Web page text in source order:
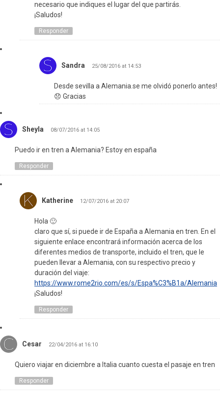
necesario que indiques el lugar del que partirás.
¡Saludos!
Responder
Sandra 25/08/2016 at 14:53
Desde sevilla a Alemania.se me olvidó ponerlo antes!
😞 Gracias
Sheyla 08/07/2016 at 14:05
Puedo ir en tren a Alemania? Estoy en españa
Responder
Katherine 12/07/2016 at 20:07
Hola 🙂
claro que sí, si puede ir de España a Alemania en tren. En el
siguiente enlace encontrará información acerca de los
diferentes medios de transporte, incluido el tren, que le
pueden llevar a Alemania, con su respectivo precio y
duración del viaje:
https://www.rome2rio.com/es/s/Espa%C3%B1a/Alemania
¡Saludos!
Responder
Cesar 22/04/2016 at 16:10
Quiero viajar en diciembre a Italia cuanto cuesta el pasaje en tren
Responder